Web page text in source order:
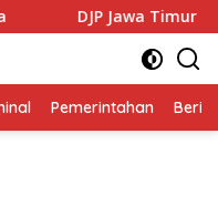
GP Ansor
Pemerintahan